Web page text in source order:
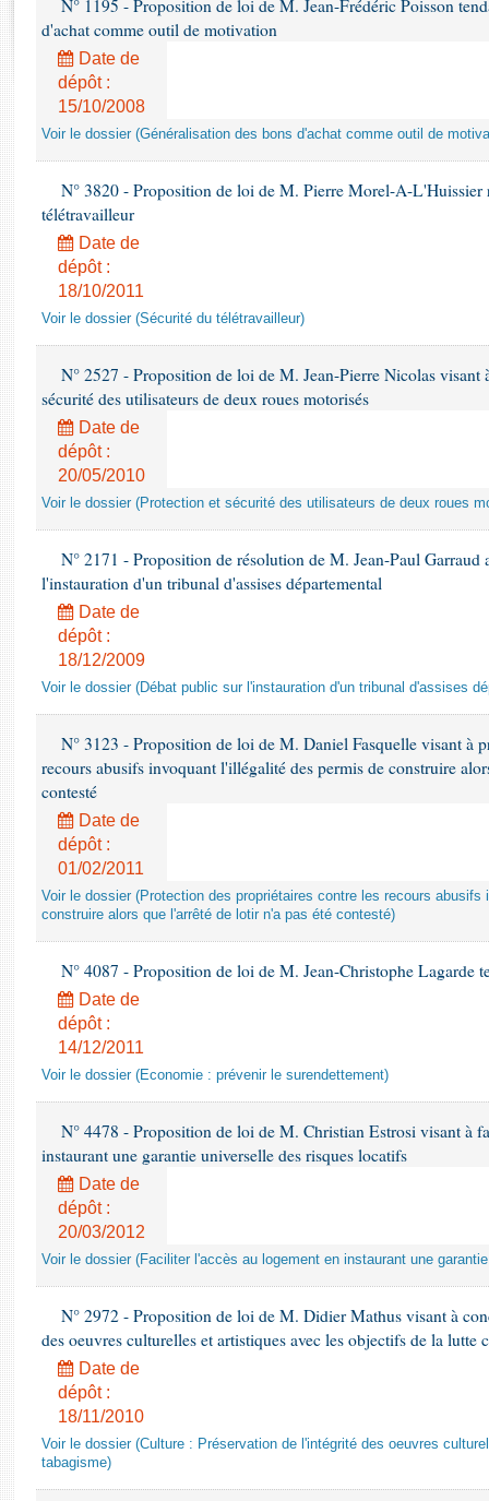
Rapports d'enquête
Rapports législatifs
Rapports sur l'application des lois
Baromètre de l’application des lois
Questions écrites et orales
N° 1195 - Proposition de loi de M. Jean-Frédéric Poisson
d'achat comme outil de motivation
Date de
dépôt :
15/10/2008
Voir le dossier (Généralisation des bons d'achat comme outil de
N° 3820 - Proposition de loi de M. Pierre Morel-A-L'Huissier
télétravailleur
Date de
dépôt :
18/10/2011
Voir le dossier (Sécurité du télétravailleur)
N° 2527 - Proposition de loi de M. Jean-Pierre Nicolas visant
sécurité des utilisateurs de deux roues motorisés
Date de
dépôt :
20/05/2010
Voir le dossier (Protection et sécurité des utilisateurs de deux roues
N° 2171 - Proposition de résolution de M. Jean-Paul Garraud
l'instauration d'un tribunal d'assises départemental
Date de
dépôt :
18/12/2009
Voir le dossier (Débat public sur l'instauration d'un tribunal d'assises
N° 3123 - Proposition de loi de M. Daniel Fasquelle visant à
recours abusifs invoquant l'illégalité des permis de construire
contesté
Date de
dépôt :
01/02/2011
Voir le dossier (Protection des propriétaires contre les recours abusifs
construire alors que l'arrêté de lotir n'a pas été contesté)
N° 4087 - Proposition de loi de M. Jean-Christophe Lagarde
Date de
dépôt :
14/12/2011
Voir le dossier (Economie : prévenir le surendettement)
N° 4478 - Proposition de loi de M. Christian Estrosi visant à
instaurant une garantie universelle des risques locatifs
Date de
dépôt :
20/03/2012
Voir le dossier (Faciliter l'accès au logement en instaurant une
N° 2972 - Proposition de loi de M. Didier Mathus visant à
des oeuvres culturelles et artistiques avec les objectifs de la lutte
Date de
dépôt :
18/11/2010
Voir le dossier (Culture : Préservation de l'intégrité des oeuvres
tabagisme)